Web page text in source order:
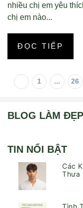
nhiều chị em yêu
chị em nào...
ĐỌC TIẾP
1 ... 26
BLOG LÀM ĐẸP
TIN NỔI BẬT
Các
Thưa